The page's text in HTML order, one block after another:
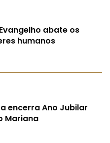
abate os
humanos
encerra Ano Jubilar
Mariana